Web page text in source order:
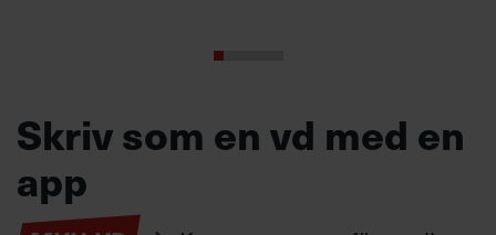
Skriv som en vd med en
app